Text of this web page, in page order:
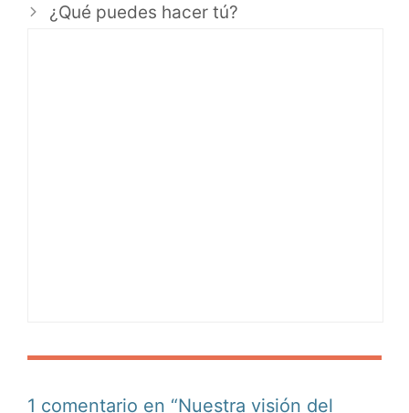
¿Qué puedes hacer tú?
1 comentario en “Nuestra visión del